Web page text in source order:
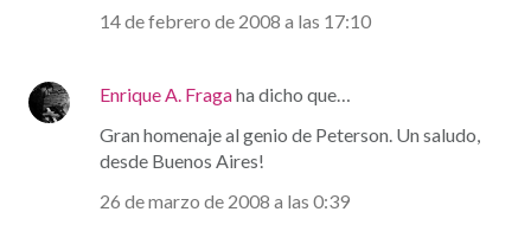
14 de febrero de 2008 a las 17:10
Enrique A. Fragaha dicho que…
Gran homenaje al genio de Peterson. Un saludo,
desde Buenos Aires!
26 de marzo de 2008 a las 0:39